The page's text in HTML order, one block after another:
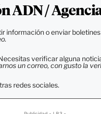
ADN /
información o enviar
verificar alguna
un correo, con gusto la
redes sociales.